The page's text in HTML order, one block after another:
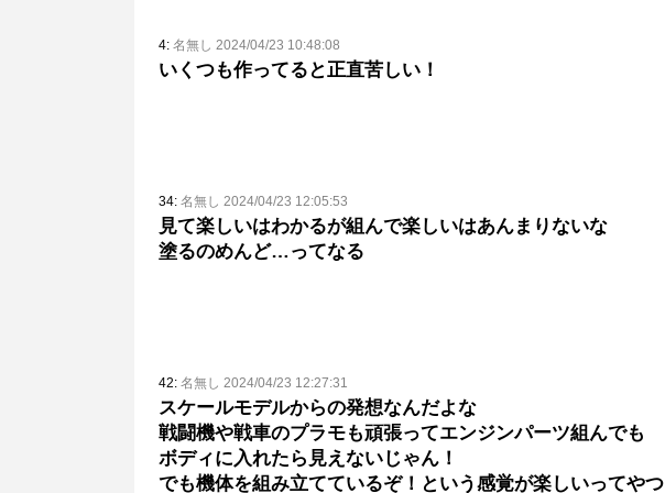
4: 名無し 2024/04/23 10:48:08
いくつも作ってると正直苦しい！
34: 名無し 2024/04/23 12:05:53
見て楽しいはわかるが組んで楽しいはあんまりないな
塗るのめんど…ってなる
42: 名無し 2024/04/23 12:27:31
スケールモデルからの発想なんだよな
戦闘機や戦車のプラモも頑張ってエンジンパーツ組んでも
ボディに入れたら見えないじゃん！
でも機体を組み立てているぞ！という感覚が楽しいってやつ